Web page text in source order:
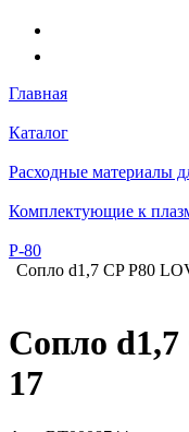
Главная
Каталог
Расходные материалы
Комплектующие к
Р-80
Сопло d1,7 CP P80
Сопло d1,7
17